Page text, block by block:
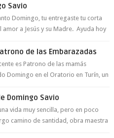
Savio
Domingo, tu entregaste tu corta
a Jesús y su Madre. Ayuda hoy
de las Embarazadas
es Patrono de las mamás
Domingo en el Oratorio en Turín, un
Domingo Savio
vida muy sencilla, pero en poco
camino de santidad, obra maestra